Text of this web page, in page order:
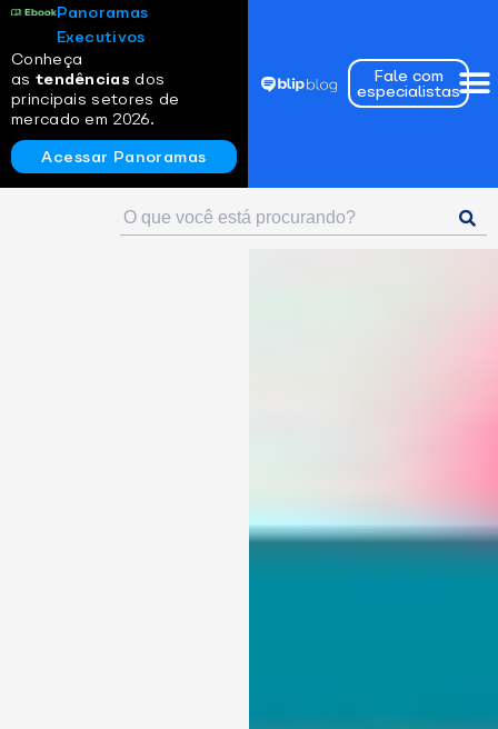
Panoramas
Executivos
Conheça
as tendências dos
principais setores de
mercado em 2026.
Acessar Panoramas
Fale com
especialistas